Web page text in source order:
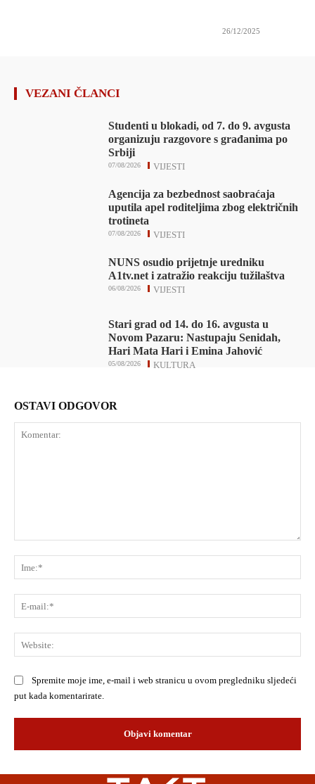
26/12/2025
VEZANI ČLANCI
Studenti u blokadi, od 7. do 9. avgusta
organizuju razgovore s građanima po
Srbiji
VIJESTI
07/08/2026
Agencija za bezbednost saobraćaja
uputila apel roditeljima zbog električnih
trotineta
VIJESTI
07/08/2026
NUNS osudio prijetnje uredniku
A1tv.net i zatražio reakciju tužilaštva
VIJESTI
06/08/2026
Stari grad od 14. do 16. avgusta u
Novom Pazaru: Nastupaju Senidah,
Hari Mata Hari i Emina Jahović
KULTURA
05/08/2026
OSTAVI ODGOVOR
Spremite moje ime, e-mail i web stranicu u ovom pregledniku sljedeći
put kada komentarirate.